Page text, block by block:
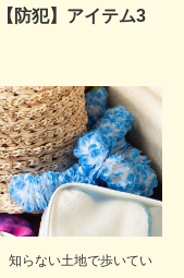
防犯】アイテム3
知らない土地で歩いてい